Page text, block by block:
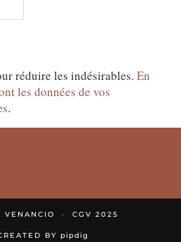
réduire les indésirables. En
les données de vos
.
VENANCIO CGV 2025
BY pipdig